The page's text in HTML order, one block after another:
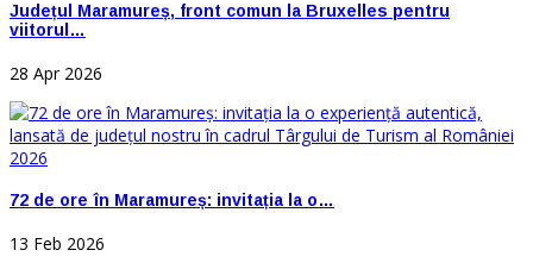
Județul Maramureș, front comun la Bruxelles pentru
viitorul…
28 Apr 2026
72 de ore în Maramureș: invitația la o…
13 Feb 2026